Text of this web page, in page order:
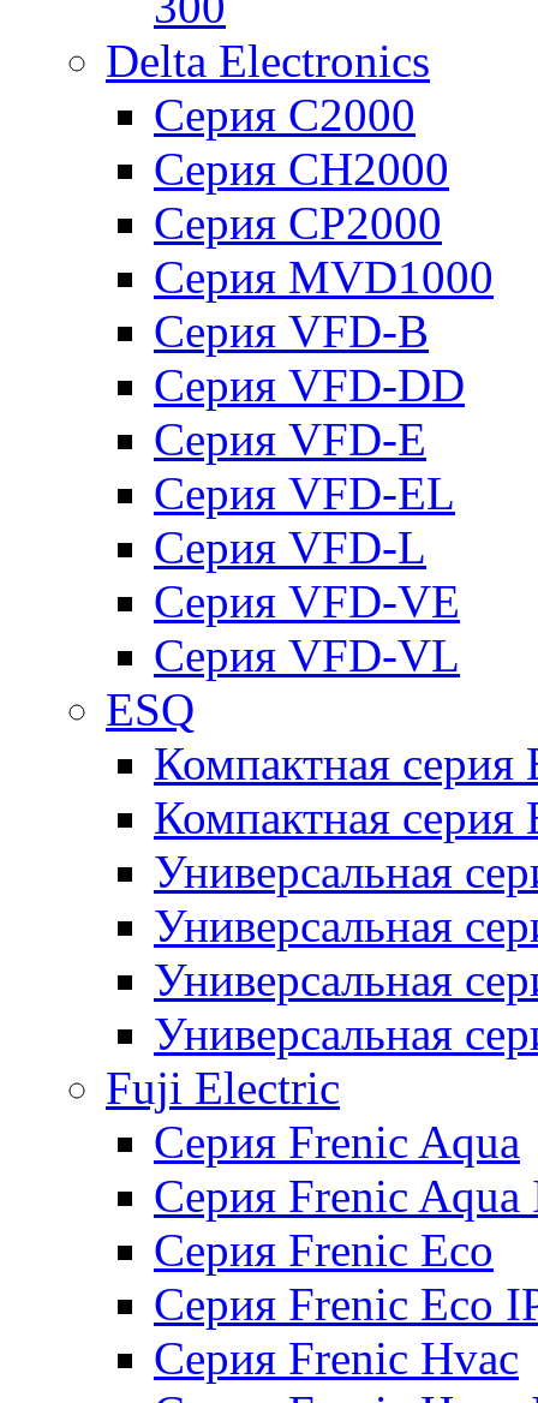
Delta Electronics
Серия C2000
Серия CH2000
Серия CP2000
Серия MVD1000
Серия VFD-B
Серия VFD-DD
Серия VFD-E
Серия VFD-EL
Серия VFD-L
Серия VFD-VE
Серия VFD-VL
ESQ
Компактная серия
Компактная
Универсальная
Универсальная
Универсальная
Универсальная
Fuji Electric
Серия Frenic Aqua
Серия Frenic Aqua
Серия Frenic Eco
Серия Frenic Eco
Серия Frenic Hvac